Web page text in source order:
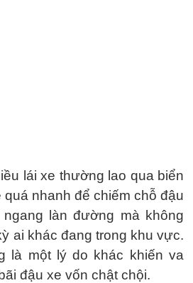
lái xe thường lao qua biển
quá nhanh để chiếm chỗ đậu
làn đường mà không
ai khác đang trong khu vực.
là một lý do khác khiến va
đậu xe vốn chật chội.